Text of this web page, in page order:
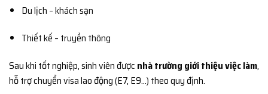
Du lịch – khách sạn
Thiết kế – truyền thông
Sau khi tốt nghiệp, sinh viên được nhà trường giới thiệu việc làm,
hỗ trợ chuyển visa lao động (E7, E9…) theo quy định.